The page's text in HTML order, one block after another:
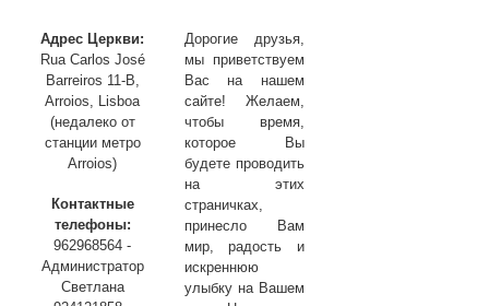
превозносится»
Адрес Церкви:
Rua Carlos José
Barreiros 11-B,
Arroios, Lisboa
(недалеко от
станции метро
Arroios)
Контактные
телефоны:
962968564 -
Администратор
Светлана
Дорогие друзья,
мы приветствуем
Вас на нашем
сайте! Желаем,
чтобы время,
которое Вы
будете проводить
на этих
страничках,
принесло Вам
мир, радость и
искреннюю
улыбку на Вашем